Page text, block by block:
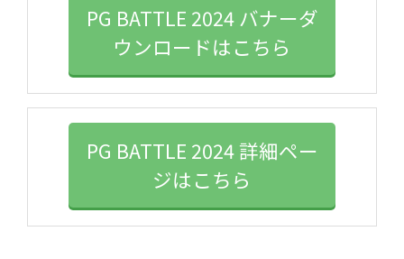
PG BATTLE 2024 バナーダ
ウンロードはこちら
PG BATTLE 2024 詳細ペー
ジはこちら